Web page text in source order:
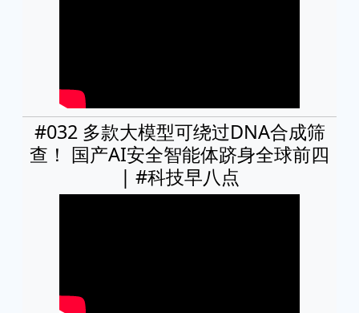
#032 多款大模型可绕过DNA合成筛
查！ 国产AI安全智能体跻身全球前四
| #科技早八点